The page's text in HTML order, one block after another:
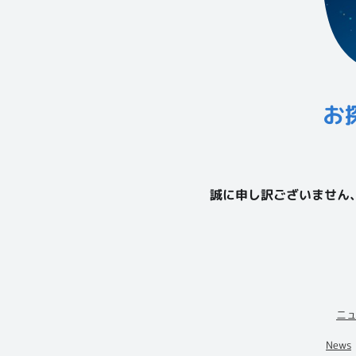
お
誠に申し訳ございません
ニ
News